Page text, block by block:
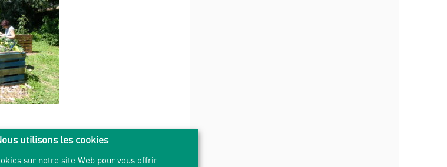
et composts partagés de La
utilisons les cookies
sur notre site Web pour vous offrir